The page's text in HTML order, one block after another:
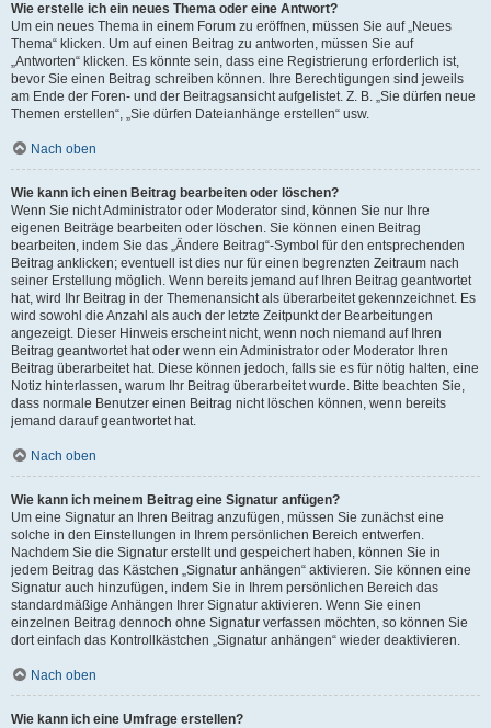
Wie erstelle ich ein neues Thema oder eine Antwort?
Um ein neues Thema in einem Forum zu eröffnen, müssen Sie auf „Neues
Thema“ klicken. Um auf einen Beitrag zu antworten, müssen Sie auf
„Antworten“ klicken. Es könnte sein, dass eine Registrierung erforderlich ist,
bevor Sie einen Beitrag schreiben können. Ihre Berechtigungen sind jeweils
am Ende der Foren- und der Beitragsansicht aufgelistet. Z. B. „Sie dürfen neue
Themen erstellen“, „Sie dürfen Dateianhänge erstellen“ usw.
Nach oben
Wie kann ich einen Beitrag bearbeiten oder löschen?
Wenn Sie nicht Administrator oder Moderator sind, können Sie nur Ihre
eigenen Beiträge bearbeiten oder löschen. Sie können einen Beitrag
bearbeiten, indem Sie das „Ändere Beitrag“-Symbol für den entsprechenden
Beitrag anklicken; eventuell ist dies nur für einen begrenzten Zeitraum nach
seiner Erstellung möglich. Wenn bereits jemand auf Ihren Beitrag geantwortet
hat, wird Ihr Beitrag in der Themenansicht als überarbeitet gekennzeichnet. Es
wird sowohl die Anzahl als auch der letzte Zeitpunkt der Bearbeitungen
angezeigt. Dieser Hinweis erscheint nicht, wenn noch niemand auf Ihren
Beitrag geantwortet hat oder wenn ein Administrator oder Moderator Ihren
Beitrag überarbeitet hat. Diese können jedoch, falls sie es für nötig halten, eine
Notiz hinterlassen, warum Ihr Beitrag überarbeitet wurde. Bitte beachten Sie,
dass normale Benutzer einen Beitrag nicht löschen können, wenn bereits
jemand darauf geantwortet hat.
Nach oben
Wie kann ich meinem Beitrag eine Signatur anfügen?
Um eine Signatur an Ihren Beitrag anzufügen, müssen Sie zunächst eine
solche in den Einstellungen in Ihrem persönlichen Bereich entwerfen.
Nachdem Sie die Signatur erstellt und gespeichert haben, können Sie in
jedem Beitrag das Kästchen „Signatur anhängen“ aktivieren. Sie können eine
Signatur auch hinzufügen, indem Sie in Ihrem persönlichen Bereich das
standardmäßige Anhängen Ihrer Signatur aktivieren. Wenn Sie einen
einzelnen Beitrag dennoch ohne Signatur verfassen möchten, so können Sie
dort einfach das Kontrollkästchen „Signatur anhängen“ wieder deaktivieren.
Nach oben
Wie kann ich eine Umfrage erstellen?